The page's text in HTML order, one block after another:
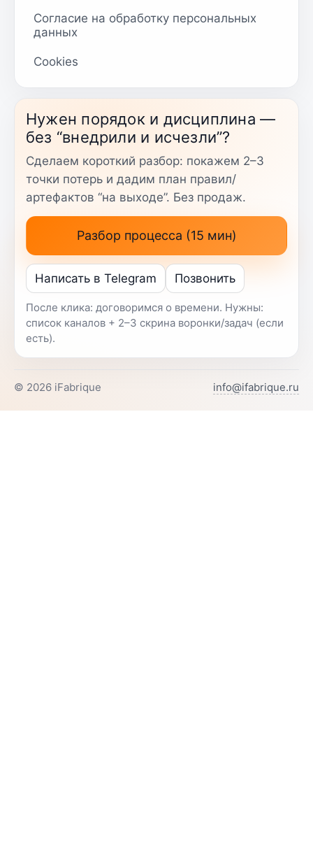
Согласие на обработку персональных
данных
Cookies
Нужен порядок и дисциплина —
без “внедрили и исчезли”?
Сделаем короткий разбор: покажем 2–3
точки потерь и дадим план правил/
артефактов “на выходе”. Без продаж.
Разбор процесса (15 мин)
Написать в Telegram Позвонить
После клика: договоримся о времени. Нужны:
список каналов + 2–3 скрина воронки/задач (если
есть).
© 2026 iFabrique info@ifabrique.ru